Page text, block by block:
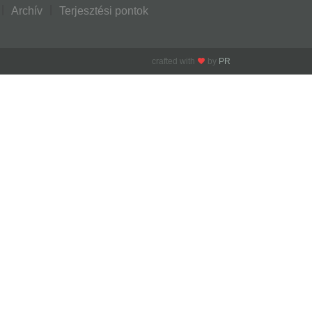
Archív Terjesztési pontok
crafted with by PR